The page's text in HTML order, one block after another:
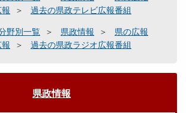
過去の県政テレビ広報番組
野別一覧 県政情報
県の広報
過去の県政ラジオ広報番組
県政情報